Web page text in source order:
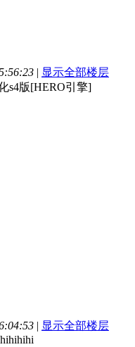
| 显示全部楼层
s4版[HERO引擎]
| 显示全部楼层